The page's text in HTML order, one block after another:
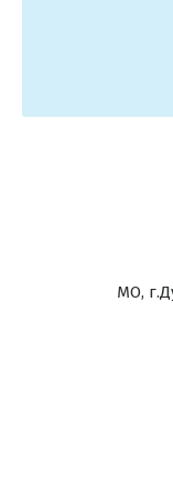
МО,